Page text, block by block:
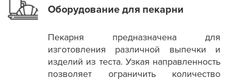
Оборудование для пекарни
Пекарня предназначена для
изготовления различной выпечки и
изделий из теста. Узкая направленность
позволяет ограничить количество